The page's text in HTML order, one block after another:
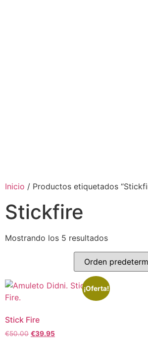
Inicio / Productos etiquetados
Stickfire
Mostrando los 5 resultados
¡Oferta!
Stick Fire
€50.00 €39.95